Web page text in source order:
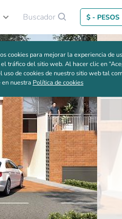
Buscador $ - PESOS
Me interesa
cookies para mejorar la experiencia de
tráfico del sitio web. Al hacer clic en
uso de cookies de nuestro sitio web tal
nuestra Política de cookies